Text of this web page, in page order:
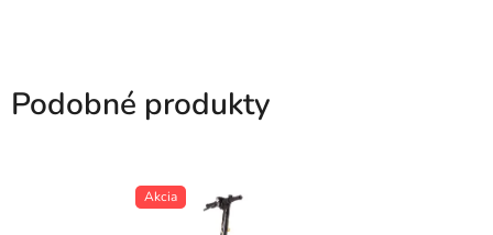
Podobné produkty
Akcia